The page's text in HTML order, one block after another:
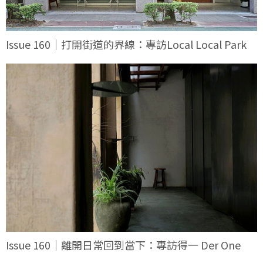
Issue 160｜打開街道的界線：專訪Local Local Park
Issue 160｜離開日常回到當下：專訪得一 Der One